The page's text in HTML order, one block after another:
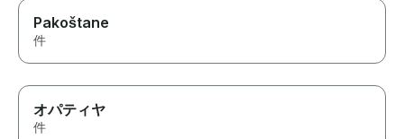
Pakoštane
件
オパティヤ
件